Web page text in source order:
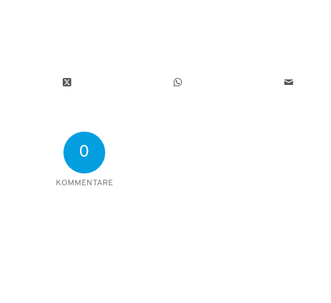
0
KOMMENTARE